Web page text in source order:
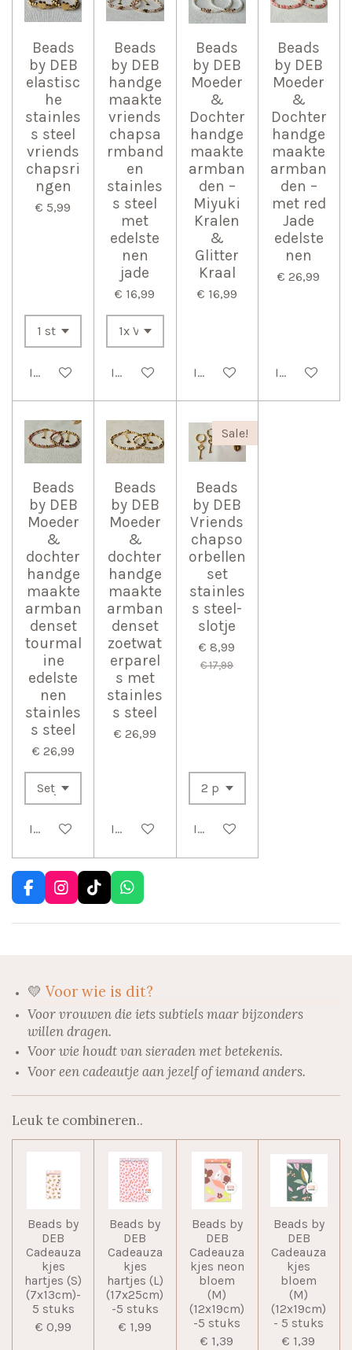
Beads
by DEB
elastisc
he
stainles
s steel
vriends
chapsri
ngen
€ 5,99
In winkelwagen
Beads
by DEB
handge
maakte
vriends
chapsa
rmband
en
stainles
s steel
met
edelste
nen
jade
€ 16,99
In winkelwagen
Beads
by DEB
Moeder
&
Dochter
handge
maakte
armban
den –
Miyuki
Kralen
&
Glitter
Kraal
€ 16,99
In winkelwagen
Beads
by DEB
Moeder
&
Dochter
handge
maakte
armban
den –
met red
Jade
edelste
nen
€ 26,99
In
Beads
by DEB
Moeder
&
dochter
handge
maakte
armban
denset
tourmal
ine
edelste
nen
stainles
s steel
€ 26,99
In winkelwagen
Beads
by DEB
Moeder
&
dochter
handge
maakte
armban
denset
zoetwat
erparel
s met
stainles
s steel
€ 26,99
In winkelwagen
Sale!
Beads
by DEB
Vriends
chapso
orbellen
set
stainles
s steel-
slotje
€ 8,99
€ 17,99
In winkelwagen
F
a
c
o
k
I
n
s
a
m
T
i
k
W
h
a
p
p
💛 Voor wie is dit?
Voor vrouwen die iets subtiels maar bijzonders
willen dragen.
Voor wie houdt van sieraden met betekenis.
Voor een cadeautje aan jezelf of iemand anders.
Leuk te combineren..
Beads by
DEB
Cadeauza
kjes
hartjes (S)
(7x13cm)-
5 stuks
€ 0,99
Beads by
DEB
Cadeauza
kjes
hartjes (L)
(17x25cm)
-5 stuks
€ 1,99
Beads by
DEB
Cadeauza
kjes neon
bloem
(M)
(12x19cm)
-5 stuks
€ 1,39
Beads by
DEB
Cadeauza
kjes
bloem
(M)
(12x19cm)
- 5 stuks
€ 1,39